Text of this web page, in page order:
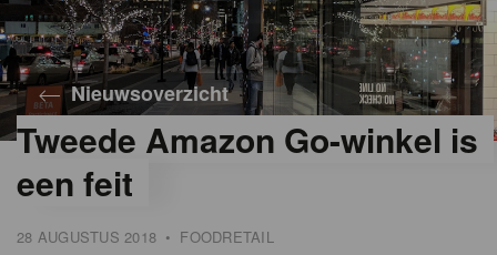
Nieuwsoverzicht
Tweede Amazon Go-winkel is
een feit
28 AUGUSTUS 2018 • FOODRETAIL